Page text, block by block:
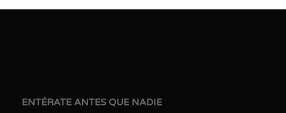
ENTÉRATE ANTES QUE NADIE